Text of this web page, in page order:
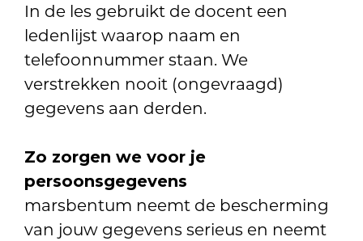
In de les gebruikt de docent een
ledenlijst waarop naam en
telefoonnummer staan. We
verstrekken nooit (ongevraagd)
gegevens aan derden.
Zo zorgen we voor je
persoonsgegevens
marsbentum neemt de bescherming
van jouw gegevens serieus en neemt